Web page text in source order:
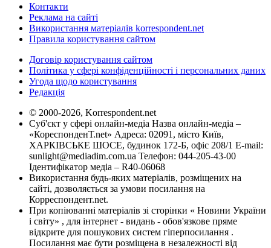
Контакти
Реклама на сайті
Використання матеріалів korrespondent.net
Правила користування сайтом
Договір користування сайтом
Політика у сфері конфіденційності і персональних даних
Угода щодо користування
Редакція
© 2000-2026, Korrespondent.net
Суб'єкт у сфері онлайн-медіа Назва онлайн-медіа –
«КореспонденТ.net» Адреса: 02091, місто Київ,
ХАРКІВСЬКЕ ШОСЕ, будинок 172-Б, офіс 208/1 E-mail:
sunlight@mediadim.com.ua Телефон: 044-205-43-00
Ідентифікатор медіа – R40-06068
Використання будь-яких матеріалів, розміщених на
сайті, дозволяється за умови посилання на
Корреспондент.net.
При копіюванні матеріалів зі сторінки « Новини України
і світу» , для інтернет - видань - обов'язкове пряме
відкрите для пошукових систем гіперпосилання .
Посилання має бути розміщена в незалежності від